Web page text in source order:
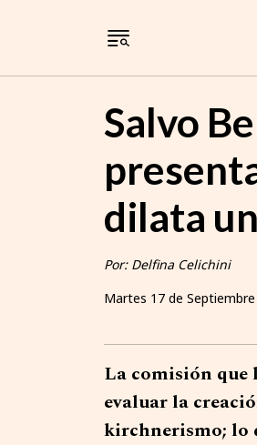
Salvo
dilata
Por: Delfina Celichini
Martes 17 de
La comisión que
evaluar la
kirchnerismo; lo